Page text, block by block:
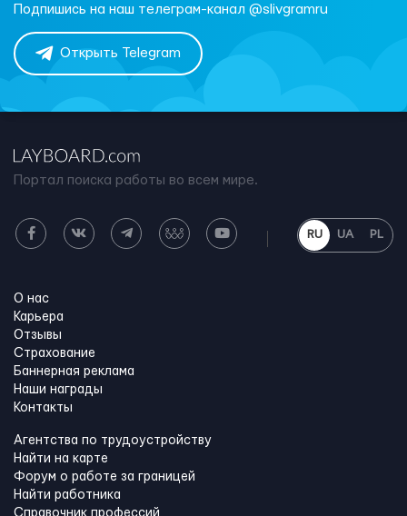
Подпишись на наш телеграм-канал @slivgramru
Открыть Telegram
Портал поиска работы во всем мире.
RU UA PL
О нас
Карьера
Отзывы
Страхование
Баннерная реклама
Наши награды
Контакты
Агентства по трудоустройству
Найти на карте
Форум о работе за границей
Найти работника
Справочник профессий